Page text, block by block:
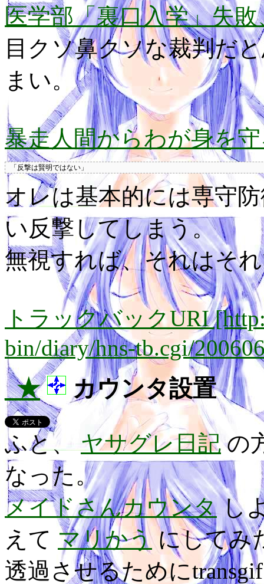
医学部「裏口入学」失
目クソ鼻クソな裁判だ
まい。
暴走人間からわが身を
オレは基本的には専守
い反撃してしまう。
無視すれば、それはそ
トラックバックURI
bin/diary/hns-tb.cgi/
_★ カウンタ設置
ふと、ヤサグレ日記の
なった。
メイドさんカウンタ し
えて マリかう にしてみ
透過させるために